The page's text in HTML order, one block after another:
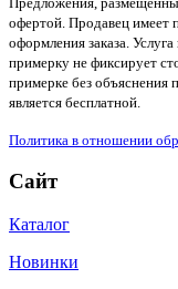
офертой. Продавец имеет
оформления заказа.
примерку не фиксирует
примерке без объяснения
является бесплатной.
Политика в отношении
Сайт
Каталог
Новинки